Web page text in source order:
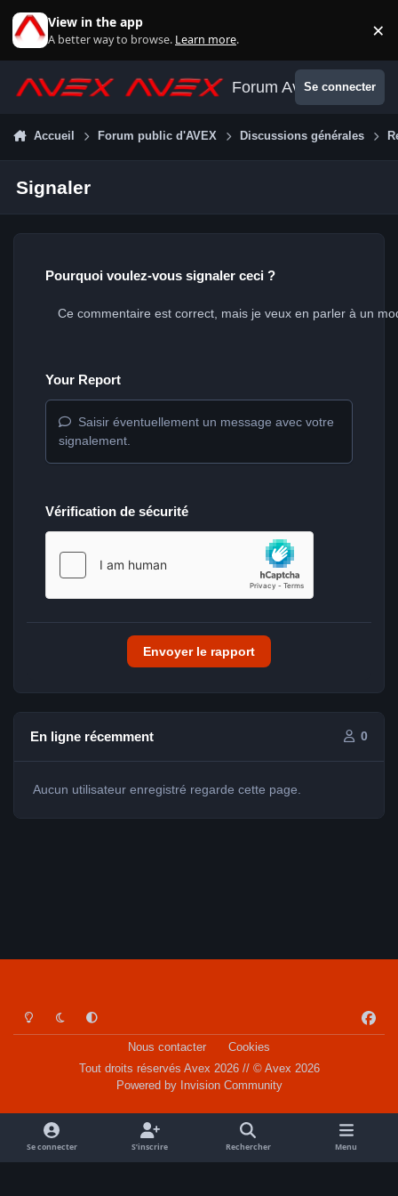
View in the app
A better way to browse. Learn more. ×
Forum AvexSe connecter
Accueil Forum public d'AVEX Discussions générales
Signaler
Pourquoi voulez-vous signaler ceci ?
Your Report
Saisir éventuellement un message avec votre
signalement.
Vérification de sécurité
Envoyer le rapport
En ligne récemment 0
Aucun utilisateur enregistré regarde cette page.
Light ModeDark ModeSystem Preference
a
o
k
Nous contacter
Cookies
Tout droits réservés Avex 2026 // © Avex 2026
Powered by Invision Community
Se connecter S’inscrire Rechercher Menu